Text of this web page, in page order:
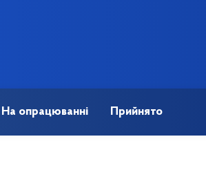
На опрацюванні Прийнято